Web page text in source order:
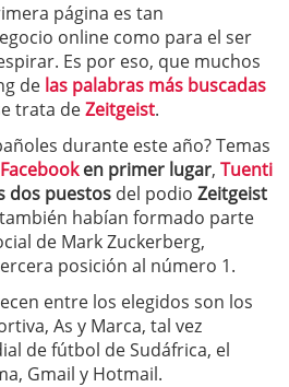
página es tan
online como para el ser
Es por eso, que muchos
de las palabras más buscadas
trata deZeitgeist.
durante este año? Temas
Facebooken primer lugar, Tuenti
dos puestos del podio Zeitgeist
habían formado parte
de Mark Zuckerberg,
posición al número 1.
entre los elegidos son los
As y Marca, tal vez
de fútbol de Sudáfrica, el
Gmail y Hotmail.